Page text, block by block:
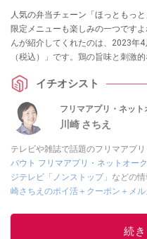
人気の弁当チェーン「ほっともっ
限定メニューも楽しみの一つです
んが紹介してくれたのは、2023年
（税込）」です。鶏の旨味と刺激
イチオシスト
フリマアプリ・ネッ
川崎 さちえ
テレビや雑誌で話題のフリマアプ
バウト フリマアプリ・ネットオー
ジテレビ「ノンストップ」 などの情
崎さちえのポイ活＋クーポン＋メ
的に稼ぐ！』（翔泳社刊）
続